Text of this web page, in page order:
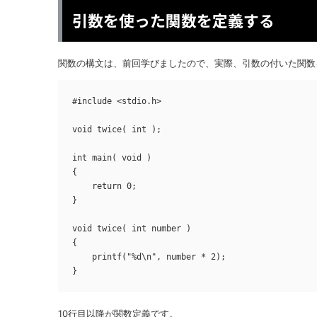
引数を使った関数を定義する
関数の構文は、前回学びましたので、実際、引数の付いた関数
#include <stdio.h>
void twice( int );
int main( void )
{
    return 0;
}
void twice( int number )
{
    printf("%d\n", number * 2);
}
10行目以降が関数定義です。